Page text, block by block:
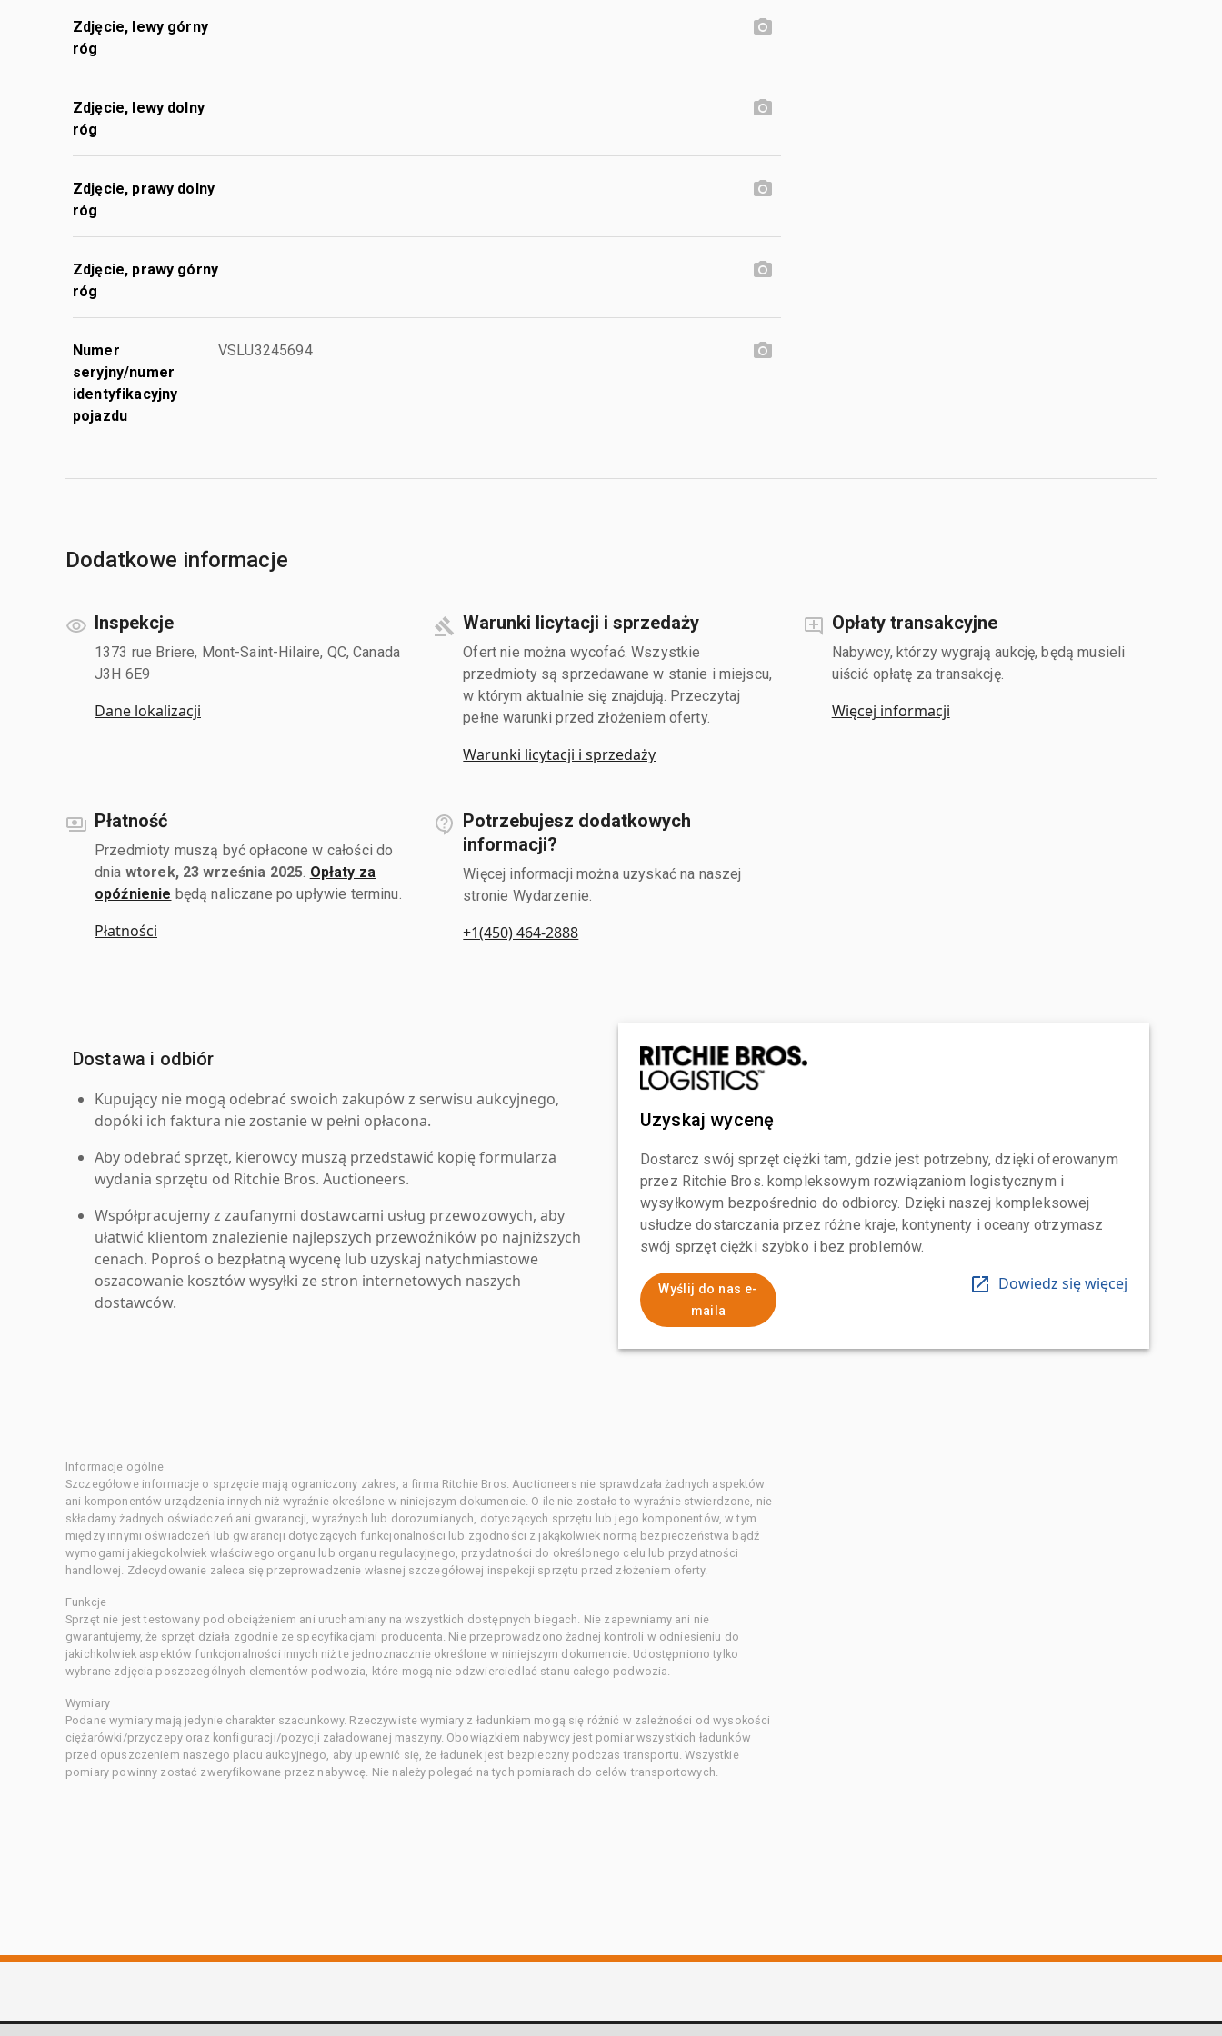
Zdjęcie, lewy górny
róg
Zdjęcie, lewy dolny
róg
Zdjęcie, prawy dolny
róg
Zdjęcie, prawy górny
róg
Numer
seryjny/numer
identyfikacyjny
pojazdu
VSLU3245694
Dodatkowe informacje
Inspekcje
1373 rue Briere, Mont-Saint-Hilaire, QC, Canada
J3H 6E9
Dane lokalizacji
Warunki licytacji i sprzedaży
Ofert nie można wycofać. Wszystkie
przedmioty są sprzedawane w stanie i miejscu,
w którym aktualnie się znajdują. Przeczytaj
pełne warunki przed złożeniem oferty.
Warunki licytacji i sprzedaży
Opłaty transakcyjne
Nabywcy, którzy wygrają aukcję, będą musieli
uiścić opłatę za transakcję.
Więcej informacji
Płatność
Przedmioty muszą być opłacone w całości do
dnia wtorek, 23 września 2025 Opłaty za
opóźnienie będą naliczane po upływie terminu.
Płatności
Potrzebujesz dodatkowych
informacji?
Więcej informacji można uzyskać na naszej
stronie Wydarzenie.
+1(450) 464-2888
Dostawa i odbiór
Kupujący nie mogą odebrać swoich zakupów z serwisu aukcyjnego,
dopóki ich faktura nie zostanie w pełni opłacona.
Aby odebrać sprzęt, kierowcy muszą przedstawić kopię formularza
wydania sprzętu od Ritchie Bros. Auctioneers.
Współpracujemy z zaufanymi dostawcami usług przewozowych, aby
ułatwić klientom znalezienie najlepszych przewoźników po najniższych
cenach. Poproś o bezpłatną wycenę lub uzyskaj natychmiastowe
oszacowanie kosztów wysyłki ze stron internetowych naszych
dostawców.
Uzyskaj wycenę
Dostarcz swój sprzęt ciężki tam, gdzie jest potrzebny, dzięki oferowanym
przez Ritchie Bros. kompleksowym rozwiązaniom logistycznym i
wysyłkowym bezpośrednio do odbiorcy. Dzięki naszej kompleksowej
usłudze dostarczania przez różne kraje, kontynenty i oceany otrzymasz
swój sprzęt ciężki szybko i bez problemów.
Wyślij do nas e-
maila
Dowiedz się więcej
Informacje ogólne
Szczegółowe informacje o sprzęcie mają ograniczony zakres, a firma Ritchie Bros. Auctioneers nie sprawdzała żadnych aspektów
ani komponentów urządzenia innych niż wyraźnie określone w niniejszym dokumencie. O ile nie zostało to wyraźnie stwierdzone, nie
składamy żadnych oświadczeń ani gwarancji, wyraźnych lub dorozumianych, dotyczących sprzętu lub jego komponentów, w tym
między innymi oświadczeń lub gwarancji dotyczących funkcjonalności lub zgodności z jakąkolwiek normą bezpieczeństwa bądź
wymogami jakiegokolwiek właściwego organu lub organu regulacyjnego, przydatności do określonego celu lub przydatności
handlowej. Zdecydowanie zaleca się przeprowadzenie własnej szczegółowej inspekcji sprzętu przed złożeniem oferty.
Funkcje
Sprzęt nie jest testowany pod obciążeniem ani uruchamiany na wszystkich dostępnych biegach. Nie zapewniamy ani nie
gwarantujemy, że sprzęt działa zgodnie ze specyfikacjami producenta. Nie przeprowadzono żadnej kontroli w odniesieniu do
jakichkolwiek aspektów funkcjonalności innych niż te jednoznacznie określone w niniejszym dokumencie. Udostępniono tylko
wybrane zdjęcia poszczególnych elementów podwozia, które mogą nie odzwierciedlać stanu całego podwozia.
Wymiary
Podane wymiary mają jedynie charakter szacunkowy. Rzeczywiste wymiary z ładunkiem mogą się różnić w zależności od wysokości
ciężarówki/przyczepy oraz konfiguracji/pozycji załadowanej maszyny. Obowiązkiem nabywcy jest pomiar wszystkich ładunków
przed opuszczeniem naszego placu aukcyjnego, aby upewnić się, że ładunek jest bezpieczny podczas transportu. Wszystkie
pomiary powinny zostać zweryfikowane przez nabywcę. Nie należy polegać na tych pomiarach do celów transportowych.